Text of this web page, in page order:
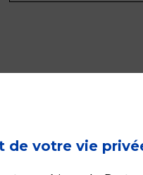
de votre vie